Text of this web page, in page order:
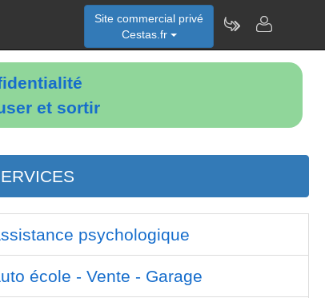
et sortir
Site commercial privé
Cestas.fr
psychologique
école - Vente - Garage